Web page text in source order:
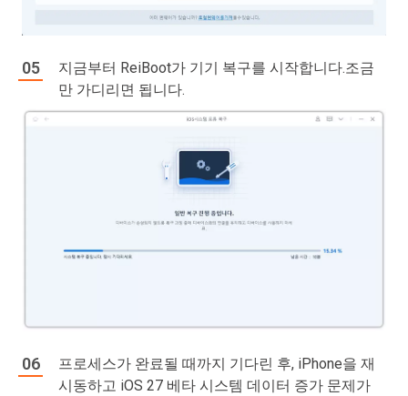
지금부터 ReiBoot가 기기 복구를 시작합니다.조금
만 가디리면 됩니다.
프로세스가 완료될 때까지 기다린 후, iPhone을 재
시동하고 iOS 27 베타 시스템 데이터 증가 문제가